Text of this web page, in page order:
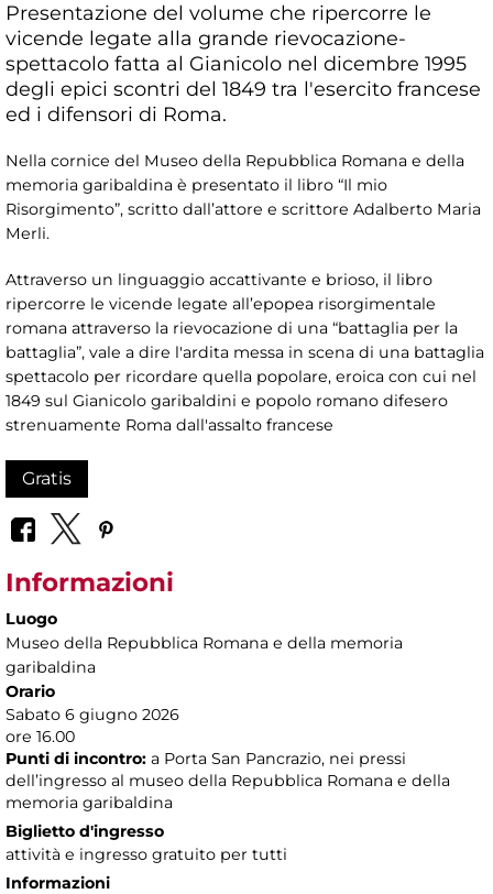
Presentazione del volume che ripercorre le
vicende legate alla grande rievocazione-
spettacolo fatta al Gianicolo nel dicembre 1995
degli epici scontri del 1849 tra l'esercito francese
ed i difensori di Roma.
Nella cornice del Museo della Repubblica Romana e della
memoria garibaldina è presentato il libro “Il mio
Risorgimento”, scritto dall’attore e scrittore Adalberto Maria
Merli.
Attraverso un linguaggio accattivante e brioso, il libro
ripercorre le vicende legate all’epopea risorgimentale
romana attraverso la rievocazione di una “battaglia per la
battaglia”, vale a dire l'ardita messa in scena di una battaglia
spettacolo per ricordare quella popolare, eroica con cui nel
1849 sul Gianicolo garibaldini e popolo romano difesero
strenuamente Roma dall'assalto francese
Gratis
Informazioni
Luogo
Museo della Repubblica Romana e della memoria
garibaldina
Orario
Sabato 6 giugno 2026
ore 16.00
Punti di incontro: a Porta San Pancrazio, nei pressi
dell’ingresso al museo della Repubblica Romana e della
memoria garibaldina
Biglietto d'ingresso
attività e ingresso gratuito per tutti
Informazioni